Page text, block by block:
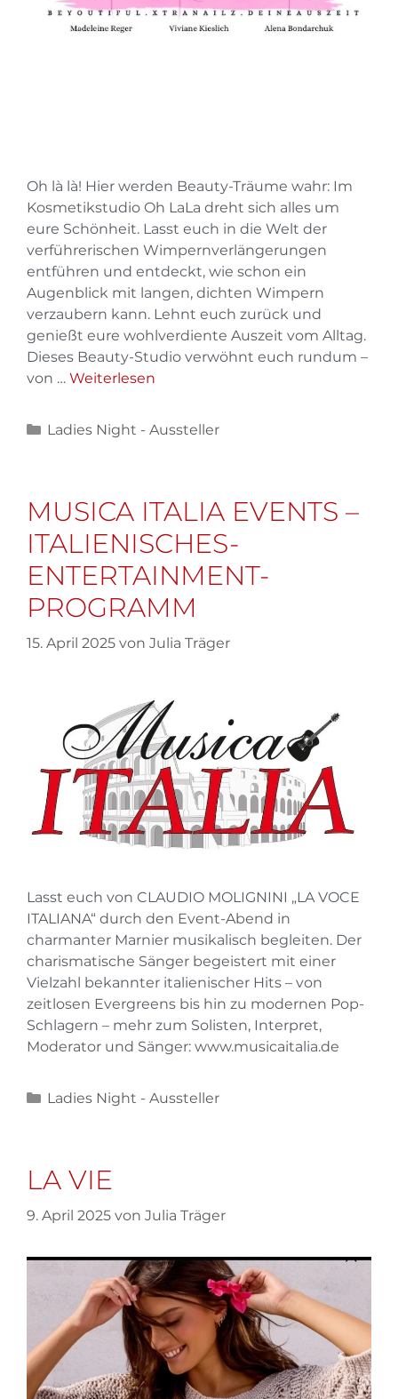
Oh là là! Hier werden Beauty-Träume wahr: Im
Kosmetikstudio Oh LaLa dreht sich alles um
eure Schönheit. Lasst euch in die Welt der
verführerischen Wimpernverlängerungen
entführen und entdeckt, wie schon ein
Augenblick mit langen, dichten Wimpern
verzaubern kann. Lehnt euch zurück und
genießt eure wohlverdiente Auszeit vom Alltag.
Dieses Beauty-Studio verwöhnt euch rundum –
von … Weiterlesen
Ladies Night - Aussteller
MUSICA ITALIA EVENTS –
ITALIENISCHES-
ENTERTAINMENT-
PROGRAMM
15. April 2025 von Julia Träger
Lasst euch von CLAUDIO MOLIGNINI „LA VOCE
ITALIANA“ durch den Event-Abend in
charmanter Marnier musikalisch begleiten. Der
charismatische Sänger begeistert mit einer
Vielzahl bekannter italienischer Hits – von
zeitlosen Evergreens bis hin zu modernen Pop-
Schlagern – mehr zum Solisten, Interpret,
Moderator und Sänger: www.musicaitalia.de
Ladies Night - Aussteller
LA VIE
9. April 2025 von Julia Träger